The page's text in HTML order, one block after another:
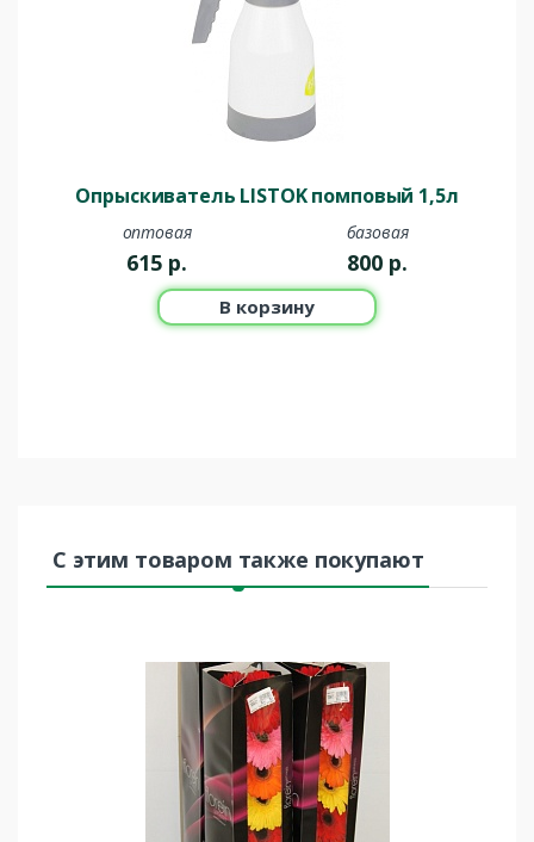
Опрыскиватель LISTOK помповый 1,5л
оптовая
615 р.
базовая
800 р.
В корзину
С этим товаром также покупают